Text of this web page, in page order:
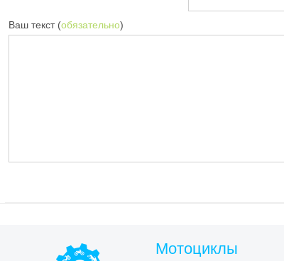
Ваш текст (обязательно)
Мотоциклы